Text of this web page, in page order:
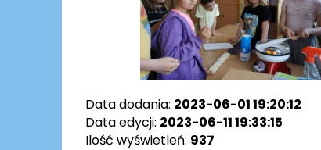
Data dodania: 2023-06-01 19:20:12
Data edycji: 2023-06-11 19:33:15
Ilość wyświetleń: 937